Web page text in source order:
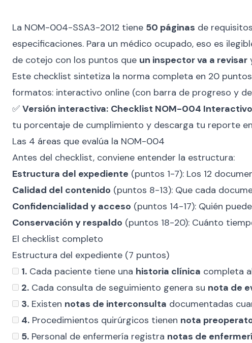
La NOM-004-SSA3-2012 tiene 50 páginas de
especificaciones. Para un médico ocupado, eso es
de cotejo con los puntos que un inspector va a revisar
Este checklist sintetiza la norma completa en 20
formatos: interactivo online (con barra de progreso y
✅ Versión interactiva: Checklist NOM-004 Interactivo
tu porcentaje de cumplimiento y descarga tu reporte en
Las 4 áreas que evalúa la NOM-004
Antes del checklist, conviene entender la estructura:
Estructura del expediente (puntos 1-7): Los 12
Calidad del contenido (puntos 8-13): Que cada
Confidencialidad y acceso (puntos 14-17): Quién
Conservación y respaldo (puntos 18-20): Cuánto
El checklist completo
Estructura del expediente (7 puntos)
1. Cada paciente tiene una historia clínica completa
2. Cada consulta de seguimiento genera su nota de
3. Existen notas de interconsulta documentadas
4. Procedimientos quirúrgicos tienen nota
5. Personal de enfermería registra notas de